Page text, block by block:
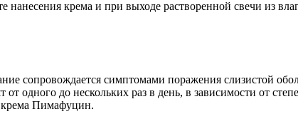
крема и при выходе растворенной свечи из
сопровождается симптомами поражения слизистой
одного до нескольких раз в день, в зависимости от
крема Пимафуцин.